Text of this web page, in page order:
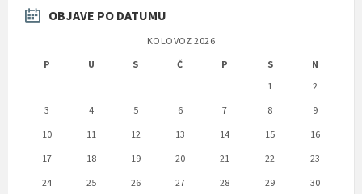
OBJAVE PO DATUMU
KOLOVOZ 2026
P
U S Č P S
N
1
2
3
4 5 6 7 8
9
10
11 12 13 14 15
16
17
18 19 20 21 22
23
24
25 26 27 28 29
30